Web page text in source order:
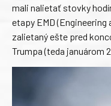
mali nalietať stovky
etapy EMD
zalietaný ešte pred
Trumpa (teda januárom